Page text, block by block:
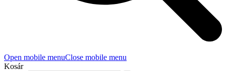
Open mobile menuClose mobile menu
Kosár